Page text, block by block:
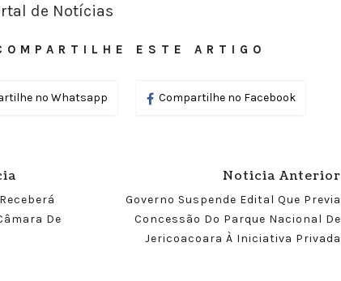
de Notícias
ESTE ARTIGO
no Whatsapp Compartilhe no Facebook
De
Noticia Anterior
Governo Suspende Edital Que Previa
Concessão Do Parque Nacional De
Jericoacoara À Iniciativa Privada